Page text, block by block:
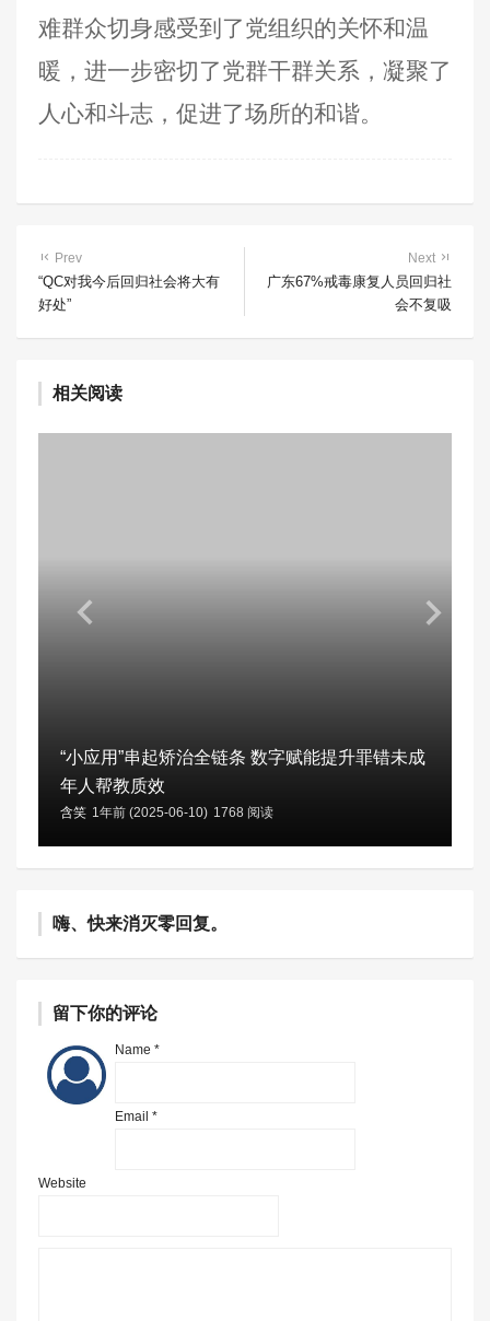
难群众切身感受到了党组织的关怀和温
暖，进一步密切了党群干群关系，凝聚了
人心和斗志，促进了场所的和谐。
Prev
“QC对我今后回归社会将大有
好处”
Next
广东67%戒毒康复人员回归社
会不复吸
相关阅读
“小应用”串起矫治全链条 数字赋能提升罪错未成
年人帮教质效
含笑 1年前 (2025-06-10) 1768 阅读
嗨、快来消灭零回复。
留下你的评论
Name *
Email *
Website